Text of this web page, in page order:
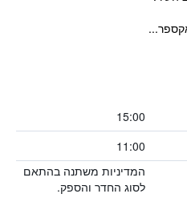
15:00
11:00
המדיניות משתנה בהתאם
לסוג החדר והספק.